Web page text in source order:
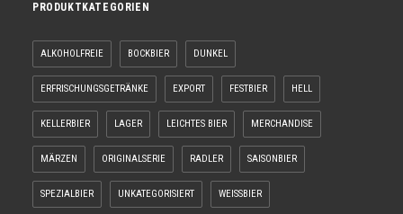
PRODUKTKATEGORIEN
ALKOHOLFREIE BOCKBIER DUNKEL
ERFRISCHUNGSGETRÄNKE EXPORT FESTBIER HELL
KELLERBIER LAGER LEICHTES BIER MERCHANDISE
MÄRZEN ORIGINALSERIE RADLER SAISONBIER
SPEZIALBIER UNKATEGORISIERT WEISSBIER